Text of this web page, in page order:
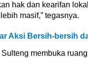
hak dan kearifan
masif,” tegasnya.
Aksi Bersih-bersih
membuka